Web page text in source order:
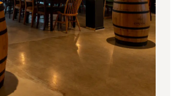
voyage